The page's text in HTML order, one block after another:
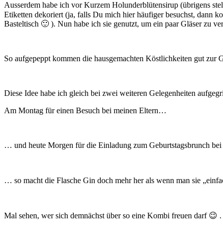
Ausserdem habe ich vor Kurzem Holunderblütensirup (übrigens
Etiketten dekoriert (ja, falls Du mich hier häufiger besuchst, dann
Basteltisch 🙂 ). Nun habe ich sie genutzt, um ein paar Gläser zu
So aufgepeppt kommen die hausgemachten Köstlichkeiten gut zur
Diese Idee habe ich gleich bei zwei weiteren Gelegenheiten
Am Montag für einen Besuch bei meinen Eltern…
… und heute Morgen für die Einladung zum Geburtstagsbrunch
… so macht die Flasche Gin doch mehr her als wenn man sie
Mal sehen, wer sich demnächst über so eine Kombi freuen darf 😉 .